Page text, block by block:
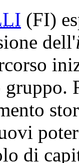
(FI)
dell'
di